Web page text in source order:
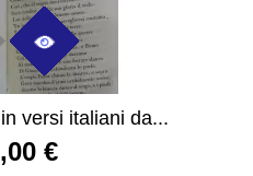
versi italiani da...
€